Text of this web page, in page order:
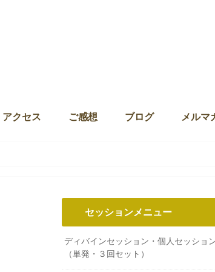
アクセス ご感想 ブログ メルマ
セッションメニュー
ディバインセッション・個人セッショ
（単発・３回セット）